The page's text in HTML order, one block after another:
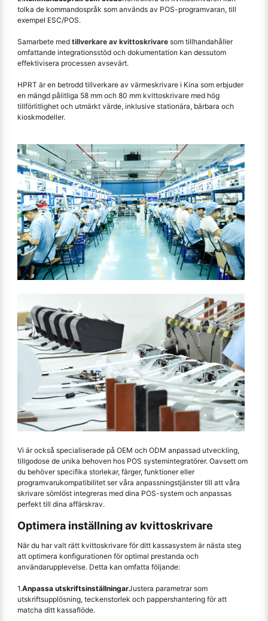
tolka de kommandospråk som används av POS-programvaran, till
exempel ESC/POS.
Samarbete med tillverkare av kvittoskrivare som tillhandahåller
omfattande integrationsstöd och dokumentation kan dessutom
effektivisera processen avsevärt.
HPRT är en betrodd tillverkare av värmeskrivare i Kina som erbjuder
en mängd pålitliga 58 mm och 80 mm kvittoskrivare med hög
tillförlitlighet och utmärkt värde, inklusive stationära, bärbara och
kioskmodeller.
Vi är också specialiserade på OEM och ODM anpassad utveckling,
tillgodose de unika behoven hos POS systemintegratörer. Oavsett om
du behöver specifika storlekar, färger, funktioner eller
programvarukompatibilitet ser våra anpassningstjänster till att våra
skrivare sömlöst integreras med dina POS-system och anpassas
perfekt till dina affärskrav.
Optimera inställning av kvittoskrivare
När du har valt rätt kvittoskrivare för ditt kassasystem är nästa steg
att optimera konfigurationen för optimal prestanda och
användarupplevelse. Detta kan omfatta följande:
1.Anpassa utskriftsinställningarJustera parametrar som
utskriftsupplösning, teckenstorlek och pappershantering för att
matcha ditt kassaflöde.